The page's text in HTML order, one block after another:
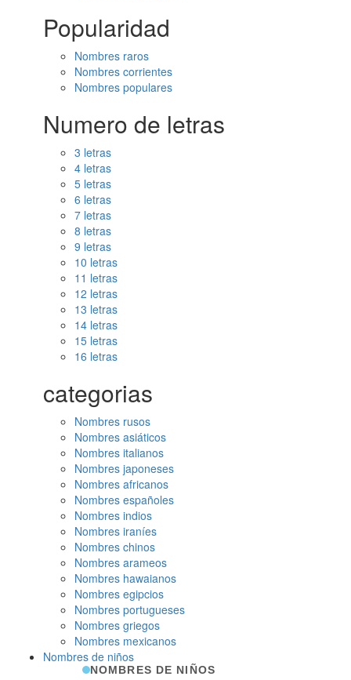
Popularidad
Nombres raros
Nombres corrientes
Nombres populares
Numero de letras
3 letras
4 letras
5 letras
6 letras
7 letras
8 letras
9 letras
10 letras
11 letras
12 letras
13 letras
14 letras
15 letras
16 letras
categorias
Nombres rusos
Nombres asiáticos
Nombres italianos
Nombres japoneses
Nombres africanos
Nombres españoles
Nombres indios
Nombres iraníes
Nombres chinos
Nombres arameos
Nombres hawaianos
Nombres egipcios
Nombres portugueses
Nombres griegos
Nombres mexicanos
Nombres de niños
NOMBRES DE NIÑOS